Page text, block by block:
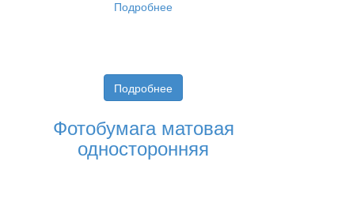
Подробнее
Подробнее
Фотобумага матовая
односторонняя